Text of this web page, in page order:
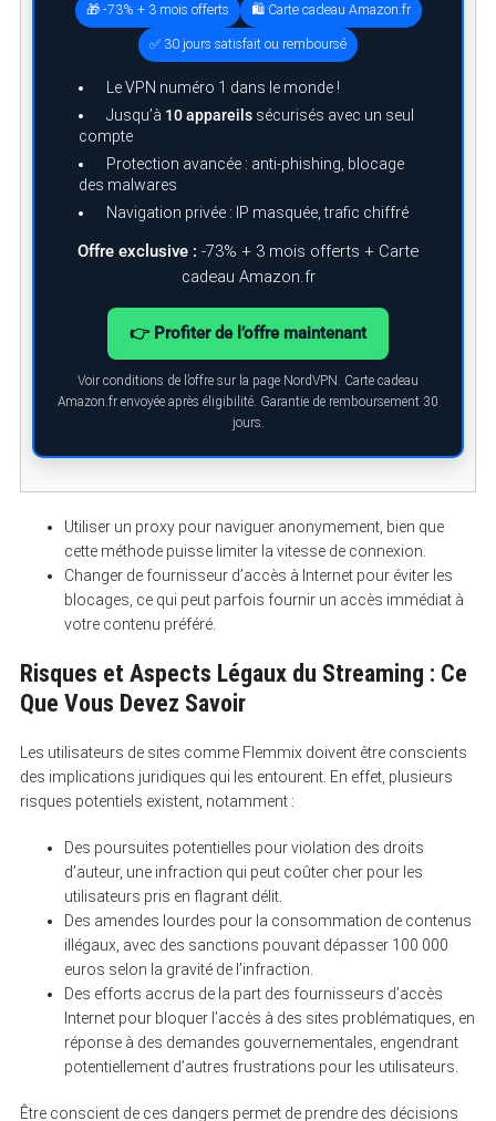
🎁 -73% + 3 mois offerts 🛍️ Carte cadeau Amazon.fr
✅ 30 jours satisfait ou remboursé
Le VPN numéro 1 dans le monde !
Jusqu’à 10 appareilssécurisés avec un seul
compte
Protection avancée : anti-phishing, blocage
des malwares
Navigation privée : IP masquée, trafic chiffré
Offre exclusive : -73% + 3 mois offerts + Carte
cadeau Amazon.fr
👉 Profiter de l’offre maintenant
Voir conditions de l’offre sur la page NordVPN. Carte cadeau
Amazon.fr envoyée après éligibilité. Garantie de remboursement 30
jours.
Utiliser un proxy pour naviguer anonymement, bien que
cette méthode puisse limiter la vitesse de connexion.
Changer de fournisseur d’accès à Internet pour éviter les
blocages, ce qui peut parfois fournir un accès immédiat à
votre contenu préféré.
Risques et Aspects Légaux du Streaming : Ce
Que Vous Devez Savoir
Les utilisateurs de sites comme Flemmix doivent être conscients
des implications juridiques qui les entourent. En effet, plusieurs
risques potentiels existent, notamment :
Des poursuites potentielles pour violation des droits
d’auteur, une infraction qui peut coûter cher pour les
utilisateurs pris en flagrant délit.
Des amendes lourdes pour la consommation de contenus
illégaux, avec des sanctions pouvant dépasser 100 000
euros selon la gravité de l’infraction.
Des efforts accrus de la part des fournisseurs d’accès
Internet pour bloquer l’accès à des sites problématiques, en
réponse à des demandes gouvernementales, engendrant
potentiellement d’autres frustrations pour les utilisateurs.
Être conscient de ces dangers permet de prendre des décisions
S
e
r
h
f
: